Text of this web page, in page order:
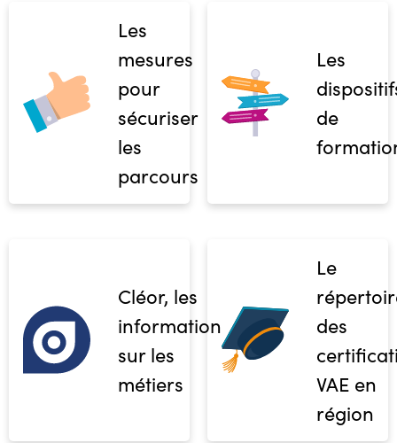
Les
mesures
pour
sécuriser
les
parcours
Les
de
Cléor, les
informations
sur les
métiers
Le
des
VAE en
région